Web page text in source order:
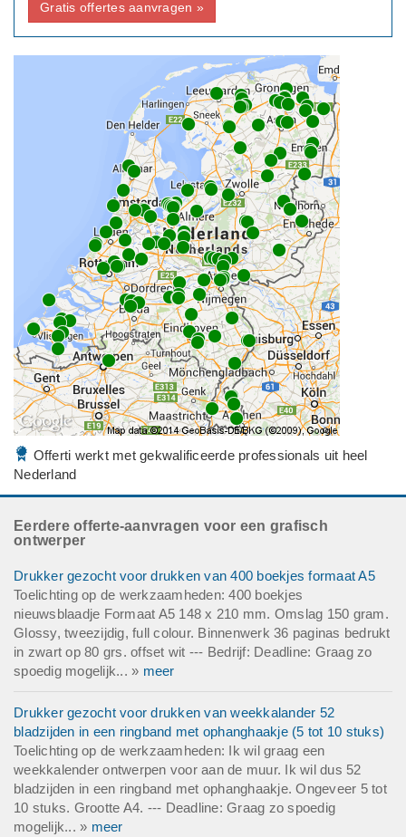
Gratis offertes aanvragen »
Offerti werkt met gekwalificeerde professionals uit heel
Nederland
Eerdere offerte-aanvragen voor een grafisch
ontwerper
Drukker gezocht voor drukken van 400 boekjes formaat A5
Toelichting op de werkzaamheden: 400 boekjes
nieuwsblaadje Formaat A5 148 x 210 mm. Omslag 150 gram.
Glossy, tweezijdig, full colour. Binnenwerk 36 paginas bedrukt
in zwart op 80 grs. offset wit --- Bedrijf: Deadline: Graag zo
spoedig mogelijk... » meer
Drukker gezocht voor drukken van weekkalander 52
bladzijden in een ringband met ophanghaakje (5 tot 10 stuks)
Toelichting op de werkzaamheden: Ik wil graag een
weekkalender ontwerpen voor aan de muur. Ik wil dus 52
bladzijden in een ringband met ophanghaakje. Ongeveer 5 tot
10 stuks. Grootte A4. --- Deadline: Graag zo spoedig
mogelijk... » meer